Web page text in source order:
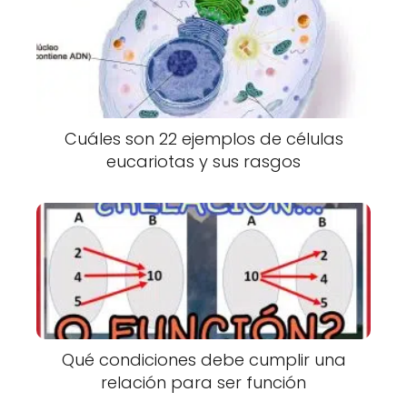
Cuáles son 22 ejemplos de células
eucariotas y sus rasgos
Qué condiciones debe cumplir una
relación para ser función